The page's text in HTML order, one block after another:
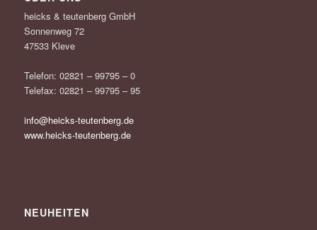
heicks & teutenberg GmbH
Sonnenweg 72
47533 Kleve
Telefon: 02821 – 99795 – 0
Telefax: 02821 – 99795 – 95
info@heicks-teutenberg.de
www.heicks-teutenberg.de
NEUHEITEN